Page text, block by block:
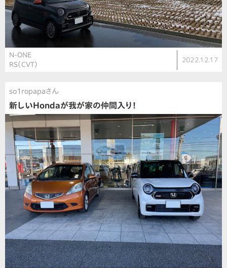
N-ONE
RS（CVT）
2022.12.17
so1ropapaさん
新しいHondaが我が家の仲間入り！